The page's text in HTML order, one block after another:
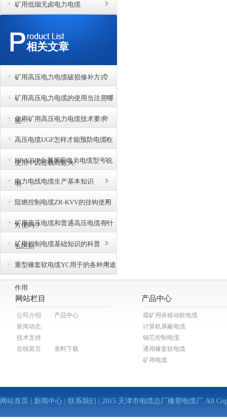
矿用低烟无卤电力电缆
相关文章
矿用高压电力电缆破损修补方式
矿用高压电力电缆的使用当注意哪
些?
使用矿用高压电力电缆技术要求
高压电缆UGF怎样才能预防电缆在
使用中因过载而起火?
BP-YJVP金属屏蔽电力电缆型号说
明
电力电线电缆生产基本知识
阻燃控制电缆ZR-KVV的挂钩使用
方便吗？
矿用高压电缆和普通高压电缆有什
么区别
矿用控制电缆基础知识的科普
重型橡套软电缆YC用于的各种用途
作用
网站栏目
公司介绍
产品中心
新闻动态
技术支持
在线留言
资料下载
产品中心
煤矿用井移动软电缆
计算机屏蔽电缆
铜芯控制电缆
通用橡套软电缆
矿用电缆
网站首页 新闻中心 联系我们 | 2015 天津市电缆总厂橡塑电缆厂 All